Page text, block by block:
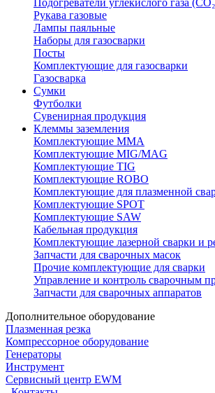
Рукава газовые
Лампы паяльные
Наборы для газосварки
Посты
Комплектующие для газосварки
Газосварка
Сумки
Футболки
Сувенирная продукция
Клеммы заземления
Комплектующие ММА
Комплектующие MIG/MAG
Комплектующие TIG
Комплектующие ROBO
Комплектующие для плазменной
Комплектующие SPOT
Комплектующие SAW
Кабельная продукция
Комплектующие лазерной сварки и
Запчасти для сварочных масок
Прочие комплектующие для сварки
Управление и контроль сварочным
Запчасти для сварочных аппаратов
Дополнительное оборудование
Плазменная резка
Компрессорное оборудование
Генераторы
Инструмент
Сервисный центр EWM